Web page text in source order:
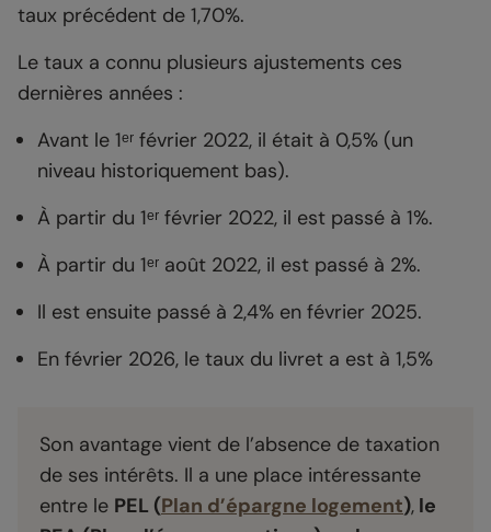
taux précédent de 1,70%.
Le taux a connu plusieurs ajustements ces
dernières années :
Avant le 1ᵉʳ février 2022, il était à 0,5% (un
niveau historiquement bas).
À partir du 1ᵉʳ février 2022, il est passé à 1%.
À partir du 1ᵉʳ août 2022, il est passé à 2%.
Il est ensuite passé à 2,4% en février 2025.
En février 2026, le taux du livret a est à 1,5%
Son avantage vient de l’absence de taxation
de ses intérêts. Il a une place intéressante
entre le PEL (Plan d’épargne logement), le